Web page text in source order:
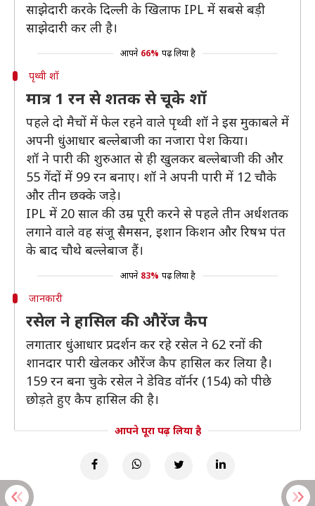
साझेदारी करके दिल्ली के खिलाफ IPL में सबसे बड़ी
साझेदारी कर ली है।
आपने 66% पढ़ लिया है
पृथ्वी शॉ
मात्र 1 रन से शतक से चूके शॉ
पहले दो मैचों में फेल रहने वाले पृथ्वी शॉ ने इस मुकाबले में
अपनी धुंआधार बल्लेबाजी का नजारा पेश किया।
शॉ ने पारी की शुरुआत से ही खुलकर बल्लेबाजी की और
55 गेंदों में 99 रन बनाए। शॉ ने अपनी पारी में 12 चौके
और तीन छक्के जड़े।
IPL में 20 साल की उम्र पूरी करने से पहले तीन अर्धशतक
लगाने वाले वह संजू सैमसन, इशान किशन और रिषभ पंत
के बाद चौथे बल्लेबाज हैं।
आपने 83% पढ़ लिया है
जानकारी
रसेल ने हासिल की औरेंज कैप
लगातार धुंआधार प्रदर्शन कर रहे रसेल ने 62 रनों की
शानदार पारी खेलकर औरेंज कैप हासिल कर लिया है।
159 रन बना चुके रसेल ने डेविड वॉर्नर (154) को पीछे
छोड़ते हुए कैप हासिल की है।
आपने पूरा पढ़ लिया है